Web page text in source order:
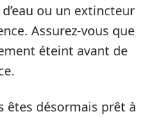
ou un extincteur
Assurez-vous que
éteint avant de
êtes désormais prêt à